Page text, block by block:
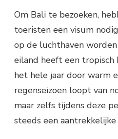
Om Bali te bezoeken,
toeristen een visum
op de luchthaven
eiland heeft een tropisch
het hele jaar door warm
regenseizoen loopt van
maar zelfs tijdens deze
steeds een